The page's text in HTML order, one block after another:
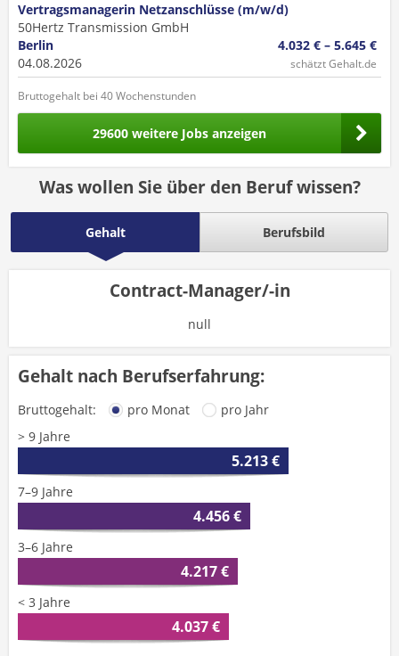
Vertragsmanagerin Netzanschlüsse (m/w/d)
50Hertz Transmission GmbH
Berlin
04.08.2026
4.032 € – 5.645 €
schätzt Gehalt.de
Bruttogehalt bei 40 Wochenstunden
29600 weitere Jobs anzeigen
Was wollen Sie über den Beruf wissen?
Gehalt Berufsbild
Contract-Manager/-in
null
Gehalt nach Berufserfahrung:
Bruttogehalt: pro Monat
pro Jahr
> 9 Jahre
5.213 €
7–9 Jahre
4.456 €
3–6 Jahre
4.217 €
< 3 Jahre
4.037 €